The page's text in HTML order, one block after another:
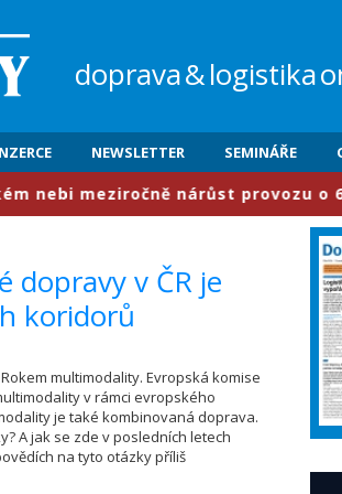
doprava&logistika
NEWSLETTER SEMINÁŘE
nárůst provozu o 6,3
dopravy v ČR je
koridorů
multimodality. Evropská komise
v rámci evropského
je také kombinovaná doprava.
A jak se zde v posledních letech
na tyto otázky příliš